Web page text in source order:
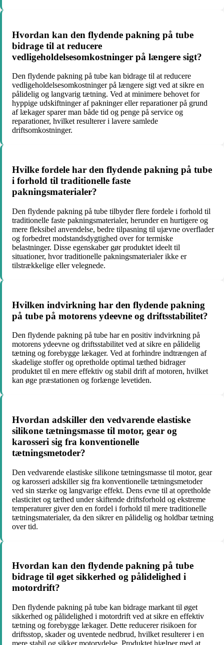
Hvordan kan den flydende pakning på tube
bidrage til at reducere
vedligeholdelsesomkostninger på længere sigt?
Den flydende pakning på tube kan bidrage til at reducere
vedligeholdelsesomkostninger på længere sigt ved at sikre en
pålidelig og langvarig tætning. Ved at minimere behovet for
hyppige udskiftninger af pakninger eller reparationer på grund
af lækager sparer man både tid og penge på service og
reparationer, hvilket resulterer i lavere samlede
driftsomkostninger.
Hvilke fordele har den flydende pakning på tube
i forhold til traditionelle faste
pakningsmaterialer?
Den flydende pakning på tube tilbyder flere fordele i forhold til
traditionelle faste pakningsmaterialer, herunder en hurtigere og
mere fleksibel anvendelse, bedre tilpasning til ujævne overflader
og forbedret modstandsdygtighed over for termiske
belastninger. Disse egenskaber gør produktet ideelt til
situationer, hvor traditionelle pakningsmaterialer ikke er
tilstrækkelige eller velegnede.
Hvilken indvirkning har den flydende pakning
på tube på motorens ydeevne og driftsstabilitet?
Den flydende pakning på tube har en positiv indvirkning på
motorens ydeevne og driftsstabilitet ved at sikre en pålidelig
tætning og forebygge lækager. Ved at forhindre indtrængen af
skadelige stoffer og opretholde optimal tæthed bidrager
produktet til en mere effektiv og stabil drift af motoren, hvilket
kan øge præstationen og forlænge levetiden.
Hvordan adskiller den vedvarende elastiske
silikone tætningsmasse til motor, gear og
karosseri sig fra konventionelle
tætningsmetoder?
Den vedvarende elastiske silikone tætningsmasse til motor, gear
og karosseri adskiller sig fra konventionelle tætningsmetoder
ved sin stærke og langvarige effekt. Dens evne til at opretholde
elasticitet og tæthed under skiftende driftsforhold og ekstreme
temperaturer giver den en fordel i forhold til mere traditionelle
tætningsmaterialer, da den sikrer en pålidelig og holdbar tætning
over tid.
Hvordan kan den flydende pakning på tube
bidrage til øget sikkerhed og pålidelighed i
motordrift?
Den flydende pakning på tube kan bidrage markant til øget
sikkerhed og pålidelighed i motordrift ved at sikre en effektiv
tætning og forebygge lækager. Dette reducerer risikoen for
driftsstop, skader og uventede nedbrud, hvilket resulterer i en
mere stabil og sikker motorydelse. Produktet hjælper med at